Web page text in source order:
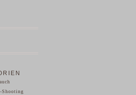
Shooting